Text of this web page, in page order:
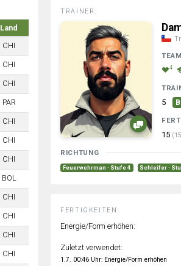
Land
CHI
CHI
CHI
PAR
CHI
CHI
CHI
BOL
CHI
CHI
CHI
CHI
TRAINER:
4
5
15
RICHTUNG
Feuerwehrman · Stufe 4 Schleifer ·
FERTIGKEITEN:
Energie/Form erhöhen:
Zuletzt verwendet:
1.7. 00:46 Uhr: Energie/Form erhöhen